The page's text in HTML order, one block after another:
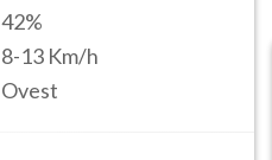
42%
8-13 Km/h
Ovest